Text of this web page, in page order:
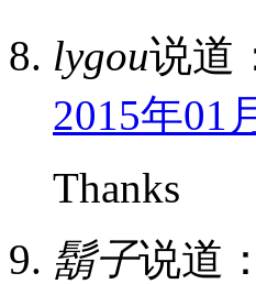
lygou说道
2015年01
Thanks
鬍子说道：